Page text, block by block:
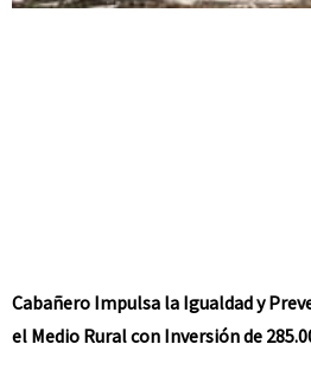
Cabañero Impulsa la Igualdad y
el Medio Rural con Inversión de